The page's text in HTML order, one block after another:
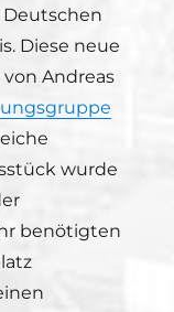
Deutschen
Diese neue
Andreas
wurde
benötigten